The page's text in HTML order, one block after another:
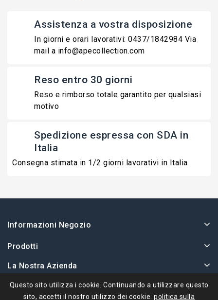
Assistenza a vostra disposizione
In giorni e orari lavorativi: 0437/1842984 Via
mail a info@apecollection.com
Reso entro 30 giorni
Reso e rimborso totale garantito per qualsiasi
motivo
Spedizione espressa con SDA in
Italia
Consegna stimata in 1/2 giorni lavorativi in Italia
Informazioni Negozio
Prodotti
La Nostra Azienda
Il Tuo Account
Questo sito utilizza i cookie. Continuando a utilizzare questo
sito, accetti il ​​nostro utilizzo dei cookie. politica sulla